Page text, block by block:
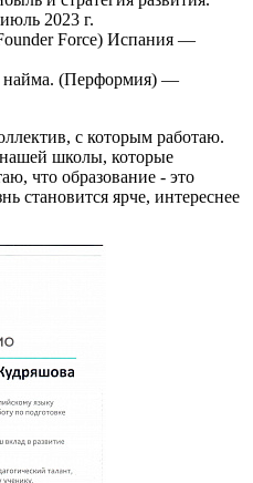
2023 г.
Force) Испания —
найма. (Перформия) —
с которым работаю.
школы, которые
что образование - это
становится ярче, интереснее